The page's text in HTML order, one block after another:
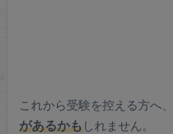
これから受験を控える方へ、
があるかもしれません。